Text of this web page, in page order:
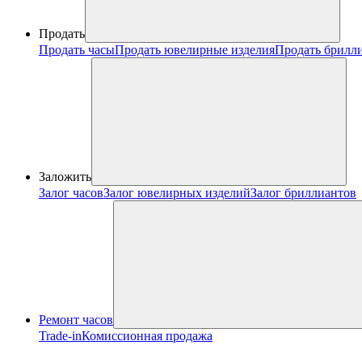
Продать
Продать часыПродать ювелирные изделияПродать
Заложить
Залог часовЗалог ювелирных изделийЗалог бриллиантов
Ремонт часов
Trade-inКомиссионная продажа